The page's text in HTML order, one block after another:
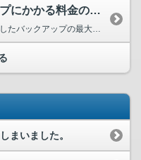
DBサーバーの自動バックアップにかかる料金の算出はどのように行えば良いですか？
まいました。